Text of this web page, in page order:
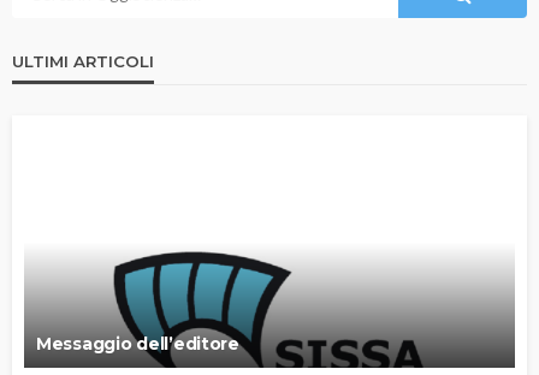
ULTIMI ARTICOLI
Messaggio dell’editore